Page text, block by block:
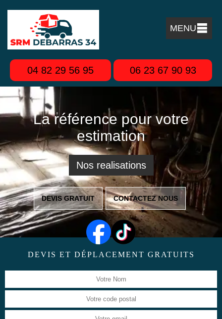
MENU
04 82 29 56 95 06 23 67 90 93
La référence pour votre
estimation
Nos realisations
DEVIS GRATUIT CONTACTEZ NOUS
DEVIS ET DÉPLACEMENT GRATUITS